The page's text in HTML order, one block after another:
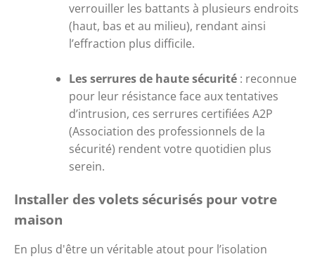
verrouiller les battants à plusieurs endroits
(haut, bas et au milieu), rendant ainsi
l’effraction plus difficile.
Les serrures de haute sécurité : reconnue
pour leur résistance face aux tentatives
d’intrusion, ces serrures certifiées A2P
(Association des professionnels de la
sécurité) rendent votre quotidien plus
serein.
Installer des volets sécurisés pour votre
maison
En plus d'être un véritable atout pour l’isolation